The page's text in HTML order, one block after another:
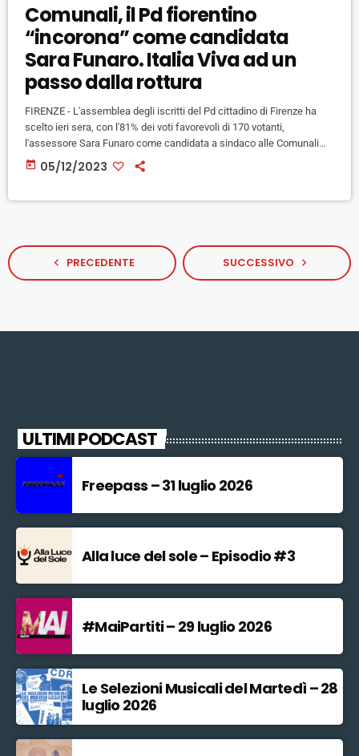
Comunali, il Pd fiorentino
“incorona” come candidata
Sara Funaro. Italia Viva ad un
passo dalla rottura
FIRENZE - L'assemblea degli iscritti del Pd cittadino di Firenze ha
scelto ieri sera, con l'81% dei voti favorevoli di 170 votanti,
l'assessore Sara Funaro come candidata a sindaco alle Comunali
del 2024. Non solo dunque lo scontato "no" alle primarie è arrivato
ieri dalla riunione al Circolo Arci di san Bartolo a Cintoia, ma anche l'
today 05/12/2023
navigate_before PRECEDENTE SUCCESSIVO navigate_next
ULTIMI PODCAST
Freepass – 31 luglio 2026
Alla luce del sole – Episodio #3
#MaiPartiti – 29 luglio 2026
Le Selezioni Musicali del Martedì – 28
luglio 2026